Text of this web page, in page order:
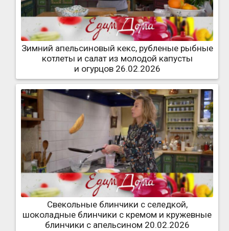
Зимний апельсиновый кекс, рубленые рыбные
котлеты и салат из молодой капусты
и огурцов 26.02.2026
Свекольные блинчики с селедкой,
шоколадные блинчики с кремом и кружевные
блинчики с апельсином 20.02.2026